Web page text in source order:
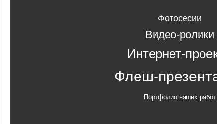
Фотосесии
Видео-ролики
Интернет-
Флеш-
Портфолио наших работ